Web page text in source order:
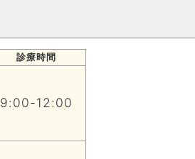
診療時間
9:00-12:00